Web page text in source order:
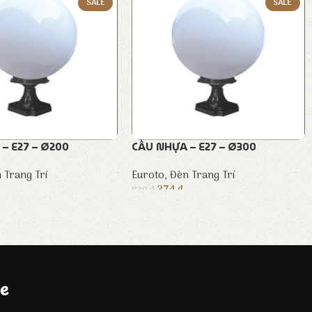
– E27 – Ø200
Trang Trí
CẦU NHỰA – E27 – Ø300
Euroto,Đèn Trang Trí
830₫374₫